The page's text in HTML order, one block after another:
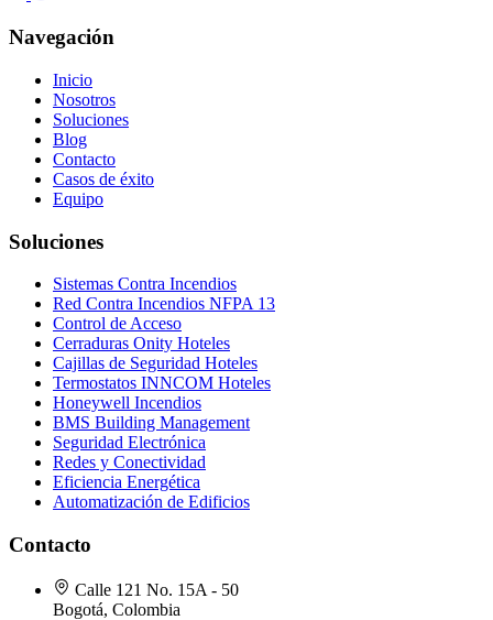
Navegación
Inicio
Nosotros
Soluciones
Blog
Contacto
Casos de éxito
Equipo
Soluciones
Sistemas Contra Incendios
Red Contra Incendios NFPA 13
Control de Acceso
Cerraduras Onity Hoteles
Cajillas de Seguridad Hoteles
Termostatos INNCOM Hoteles
Honeywell Incendios
BMS Building Management
Seguridad Electrónica
Redes y Conectividad
Eficiencia Energética
Automatización de Edificios
Contacto
Calle 121 No. 15A - 50
Bogotá, Colombia